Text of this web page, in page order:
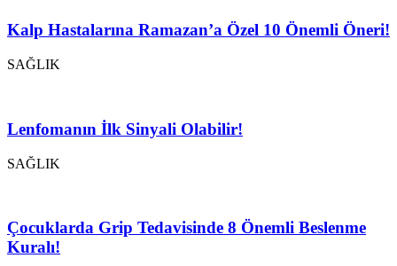
Kalp Hastalarına Ramazan’a Özel 10 Önemli Öneri!
SAĞLIK
Lenfomanın İlk Sinyali Olabilir!
SAĞLIK
Çocuklarda Grip Tedavisinde 8 Önemli Beslenme
Kuralı!